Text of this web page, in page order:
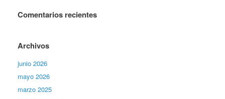
Comentarios recientes
Archivos
junio 2026
mayo 2026
marzo 2025